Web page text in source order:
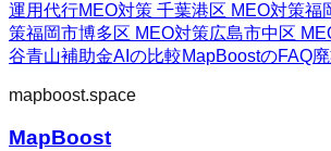
運用代行MEO対策 千葉港区 MEO対策福
策福岡市博多区 MEO対策広島市中区
谷青山補助金AIの比較MapBoostのFAQ
mapboost.space
MapBoost